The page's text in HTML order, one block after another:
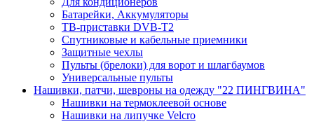
Батарейки, Аккумуляторы
ТВ-приставки DVB-T2
Спутниковые и кабельные приемники
Защитные чехлы
Пульты (брелоки) для ворот и шлагбаумов
Универсальные пульты
Нашивки, патчи, шевроны на одежду "22 ПИНГВИНА"
Нашивки на термоклеевой основе
Нашивки на липучке Velcro